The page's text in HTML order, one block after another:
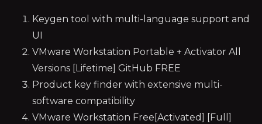
Keygen tool with multi-language support and
UI
VMware Workstation Portable + Activator All
Versions [Lifetime] GitHub FREE
Product key finder with extensive multi-
software compatibility
VMware Workstation Free[Activated] [Full]